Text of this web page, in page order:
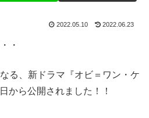
2022.05.10 2022.06.23
・
る、新ドラマ『オビ＝ワン・ケ
から公開されました！！